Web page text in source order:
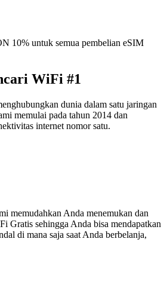
10% untuk semua pembelian eSIM
WiFi #1
dunia dalam satu jaringan
memulai pada tahun 2014 dan
internet nomor satu.
memudahkan Anda menemukan dan
Gratis sehingga Anda bisa mendapatkan
di mana saja saat Anda berbelanja,